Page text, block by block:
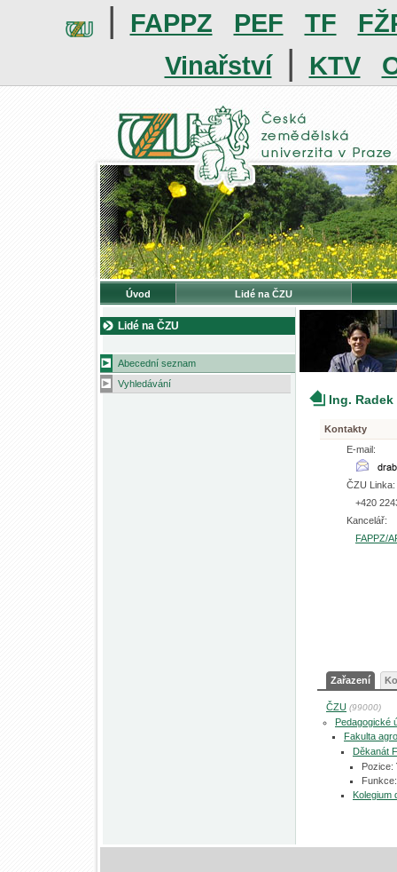
| FAPPZ PEF TF
Vinařství | KTV
Úvod Lidé na ČZU
Lidé na ČZU
Abecední seznam
Vyhledávání
Ing.
Kontakty
E-mail:
ČZU Linka:
+420
Kancelář:
FAPPZ/
Zařazení
ČZU (99000)
Pedagogické
Fakulta
Děkanát
Pozice:
Funkce:
Kolegium